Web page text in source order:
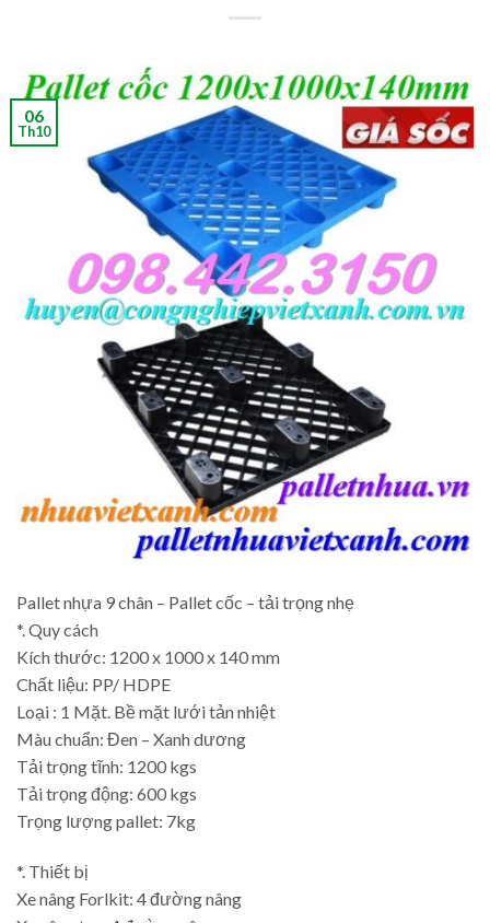
06
Th10
Pallet nhựa 9 chân – Pallet cốc – tải trọng nhẹ
*. Quy cách
Kích thước: 1200 x 1000 x 140 mm
Chất liệu: PP/ HDPE
Loại : 1 Mặt. Bề mặt lưới tản nhiệt
Màu chuẩn: Đen – Xanh dương
Tải trọng tĩnh: 1200 kgs
Tải trọng động: 600 kgs
Trọng lượng pallet: 7kg
*. Thiết bị
Xe nâng Forlkit: 4 đường nâng